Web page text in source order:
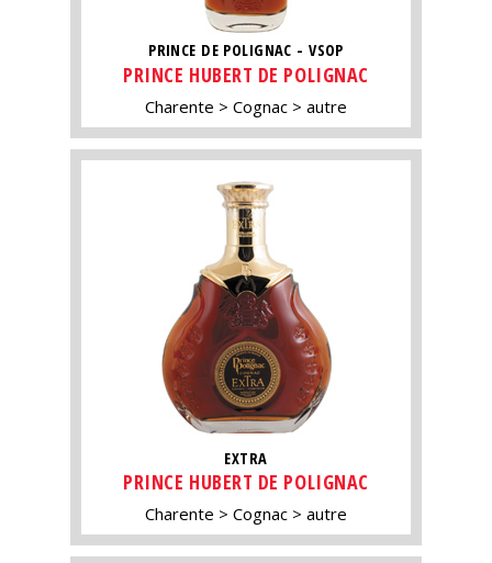
PRINCE DE POLIGNAC - VSOP
PRINCE HUBERT DE POLIGNAC
Charente Cognac autre
EXTRA
PRINCE HUBERT DE POLIGNAC
Charente Cognac autre